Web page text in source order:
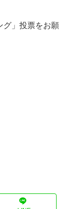
グ」投票をお願